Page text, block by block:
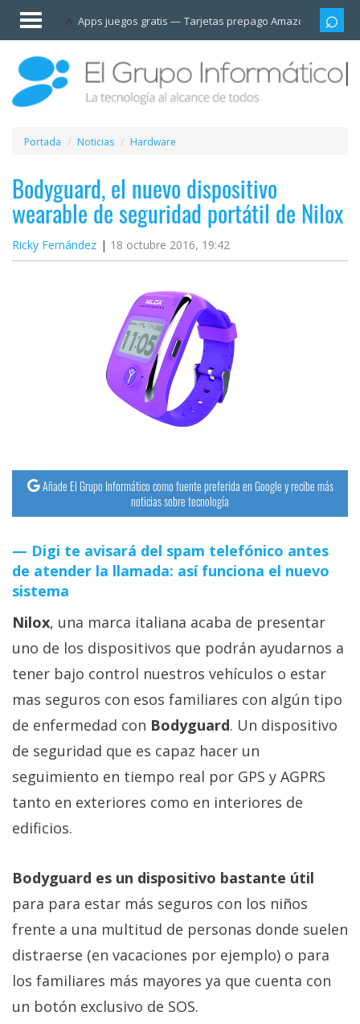
Apps juegos gratis Tarjetas prepago Amazon
Invitado
Iniciar
sesión /
Registrarse
Esenciales
Móviles
Ofertas
Apps
Ciberseguridad
Sistemas
operativos
Profesional
+
Más
temas
Sorteos
Contacto
/
Sobre
nosotros
Publicidad
/
Portada Noticias Hardware
Bodyguard, el nuevo dispositivo
wearable de seguridad portátil de Nilox
Ricky Fernández 18 octubre 2016, 19:42
Añade El Grupo Informático como fuente preferida en Google y recibe más
noticias sobre tecnología
Digi te avisará del spam telefónico antes
de atender la llamada: así funciona el nuevo
sistema
Nilox, una marca italiana acaba de presentar
uno de los dispositivos que podrán ayudarnos a
tener bajo control nuestros vehículos o estar
mas seguros con esos familiares con algún tipo
de enfermedad con Bodyguard. Un dispositivo
de seguridad que es capaz hacer un
seguimiento en tiempo real por GPS y AGPRS
tanto en exteriores como en interiores de
edificios.
Bodyguard es un dispositivo bastante útil
para para estar más seguros con los niños
frente a una multitud de personas donde suelen
distraerse (en vacaciones por ejemplo) o para
los familiares más mayores ya que cuenta con
un botón exclusivo de SOS.